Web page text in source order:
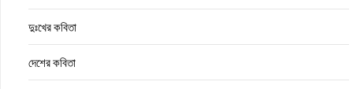
দুঃখের কবিতা
দেশের কবিতা